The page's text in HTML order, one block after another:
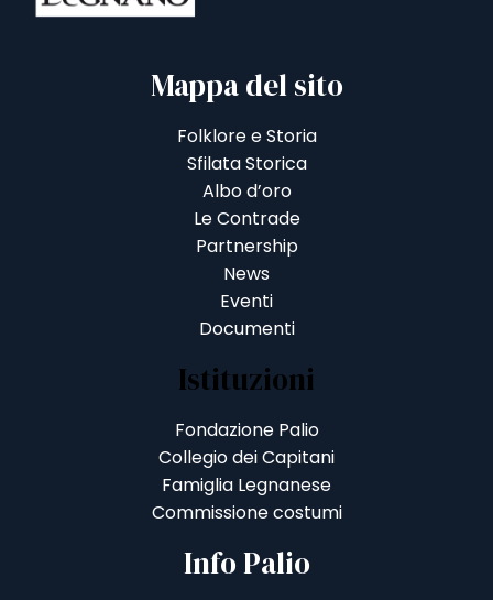
Mappa del sito
Folklore e Storia
Sfilata Storica
Albo d’oro
Le Contrade
Partnership
News
Eventi
Documenti
Istituzioni
Fondazione Palio
Collegio dei Capitani
Famiglia Legnanese
Commissione costumi
Info Palio